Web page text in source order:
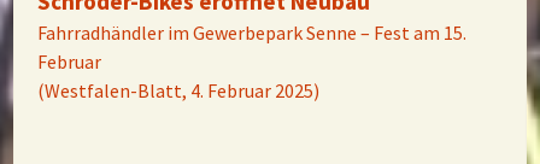
Fahrradhändler im Gewerbepark Senne – Fest am 15.
Februar
(Westfalen-Blatt, 4. Februar 2025)